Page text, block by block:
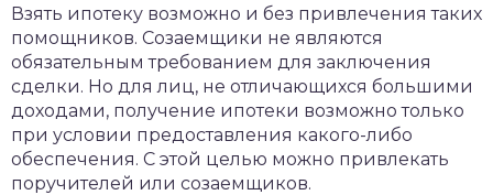
Взять ипотеку возможно и без привлечения таких
помощников. Созаемщики не являются
обязательным требованием для заключения
сделки. Но для лиц, не отличающихся большими
доходами, получение ипотеки возможно только
при условии предоставления какого-либо
обеспечения. С этой целью можно привлекать
поручителей или созаемщиков.